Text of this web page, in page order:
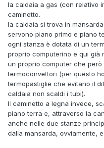
la caldaia a gas (con relativo
caminetto.
la caldaia si trova in
servono piano primo e piano
ogni stanza è dotata di un
proprio computerino e qui già
un proprio computer che
termoconvettori (per questo
termopastiglie che evitano il
caldaia non scaldi i tubi).
Il caminetto a legna invece,
piano terra e, attraverso la
anche nelle due stanze
dalla mansarda, ovviamente,